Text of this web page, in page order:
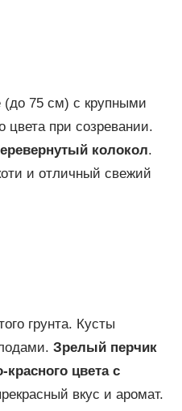
(до 75 см) с крупными
цвета при созревании.
колокол.
и отличный свежий
грунта. Кусты
Зрелый перчик
цвета с
вкус и аромат.